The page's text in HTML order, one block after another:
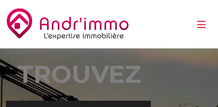
TROUVEZ